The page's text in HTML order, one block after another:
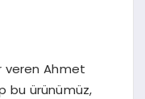
veren Ahmet
bu ürünümüz,